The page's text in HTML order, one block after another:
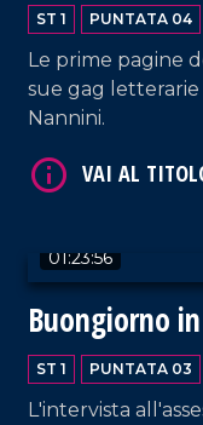
ST 1 PUNTATA 04
Le prime pagine
sue gag letterarie
Nannini.
01:23:56
Buongiorno
ST 1 PUNTATA 03
L'intervista